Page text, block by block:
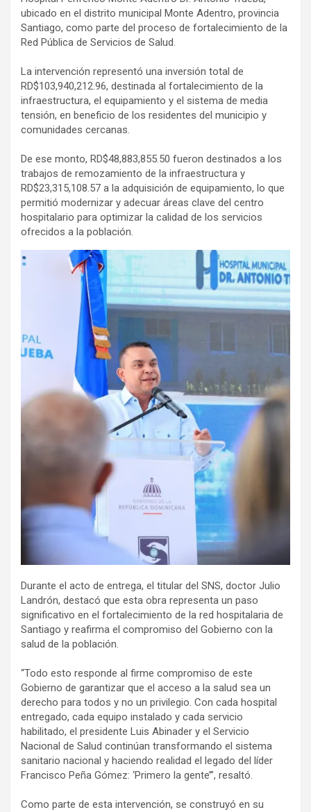
ubicado en el distrito municipal Monte Adentro, provincia
Santiago, como parte del proceso de fortalecimiento de la
Red Pública de Servicios de Salud.
La intervención representó una inversión total de
RD$103,940,212.96, destinada al fortalecimiento de la
infraestructura, el equipamiento y el sistema de media
tensión, en beneficio de los residentes del municipio y
comunidades cercanas.
De ese monto, RD$48,883,855.50 fueron destinados a los
trabajos de remozamiento de la infraestructura y
RD$23,315,108.57 a la adquisición de equipamiento, lo que
permitió modernizar y adecuar áreas clave del centro
hospitalario para optimizar la calidad de los servicios
ofrecidos a la población.
Durante el acto de entrega, el titular del SNS, doctor Julio
Landrón, destacó que esta obra representa un paso
significativo en el fortalecimiento de la red hospitalaria de
Santiago y reafirma el compromiso del Gobierno con la
salud de la población.
“Todo esto responde al firme compromiso de este
Gobierno de garantizar que el acceso a la salud sea un
derecho para todos y no un privilegio. Con cada hospital
entregado, cada equipo instalado y cada servicio
habilitado, el presidente Luis Abinader y el Servicio
Nacional de Salud continúan transformando el sistema
sanitario nacional y haciendo realidad el legado del líder
Francisco Peña Gómez: ‘Primero la gente’”, resaltó.
Como parte de esta intervención, se construyó en su